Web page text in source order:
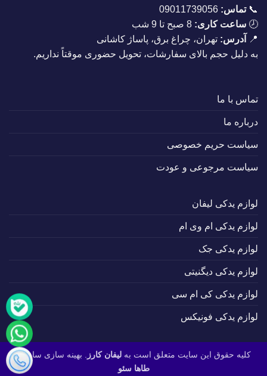
📞تماس: 09011739056
🕗 ساعت کاری:
📍
آدرس: تهران، چراغ برق، پاساژ کاشانی
به دلیل حجم بالای سفارشات، تحویل حضوری موقتاً نداریم.
تماس با ما
درباره ما
سیاست حریم خصوصی
سیاست مرجوعی و عودت
لوازم یدکی لیفان
لوازم یدکی ام وی ام
لوازم یدکی جک
لوازم یدکی دیگنیتی
لوازم یدکی کی ام سی
لوازم یدکی فونیکس
کلیه حقوق این سایت متعلق است بهلیفان کارز
. بهینه سازی سایت :
طاها سئو